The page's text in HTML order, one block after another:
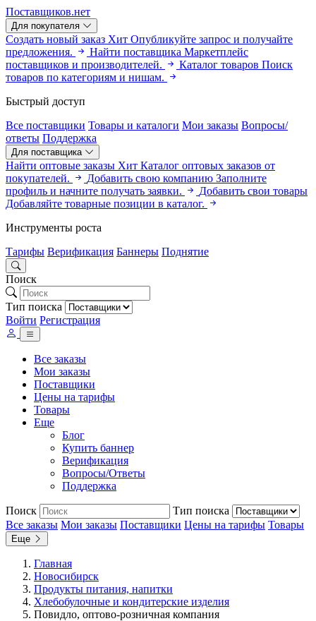
Поставщиков.нет
Для покупателя
Создать новый заказ Хит Опубликуйте запрос и получайте
предложения.
Найти поставщика Маркетплейс
поставщиков и производителей.
Каталог товаров Поиск
товаров по категориям и нишам.
Быстрый доступ
Все поставщики Товары и каталоги Мои заказы Вопросы/
ответы Поддержка
Для поставщика
Найти оптовые заказы Хит Каталог оптовых заказов от
покупателей.
Добавить свою компанию Заполните
профиль и начните получать заявки.
Добавить свои товары
Добавляйте товарные позиции в каталог.
Инструменты роста
Тарифы Верификация Баннеры Поднятие
Поиск
Тип поиска
Войти Регистрация
Все заказы
Мои заказы
Поставщики
Цены на тарифы
Товары
Еще
Блог
Купить баннер
Верификация
Вопросы/Ответы
Поддержка
Поиск
Тип поиска
Все заказы Мои заказы Поставщики Цены на тарифы Товары
Еще
Главная
Новосибирск
Продукты питания, напитки
Хлебобулочные и кондитерские изделия
Повидло, оптово-розничная компания